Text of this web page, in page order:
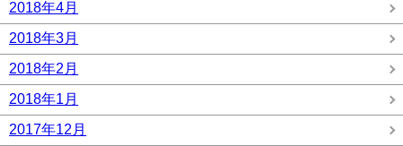
2018年4月
2018年3月
2018年2月
2018年1月
2017年12月